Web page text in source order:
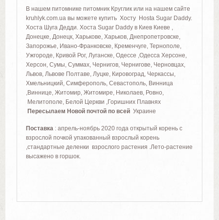
В нашем питомнике питомник Круглик или на нашем сайте
kruhlyk.com.ua вы можете купить Хосту Hosta Sugar Daddy.
Хоста Шуга Дедди. Хоста Sugar Daddy в Киев Киеве ,
Донецке, Донецк, Харькове, Харьков, Днепропетровске,
Запорожье, Ивано-Франковске, Кременчуге, Тернополе,
Ужгороде, Кривой Рог, Луганске, Одессе ,Одесса Херсоне,
Херсон, Сумы, Суммах, Чернигов, Чернигове, Черновцах,
Львов, Львове Полтаве, Луцке, Кировоград, Черкассы,
Хмельницкий, Симферополь, Севастополь, Винница
,Виннице, Житомир, Житомире, Николаев, Ровно,
Мелитополе, Белой Церкви ,Горишних Плавнях
Пересылаем Новой почтой по всейУкраине
Поставка : апрель-ноябрь 2020 года открытый корень с
взрослой почкой упакованный взрослый корень
,стандартные деленки взрослого растения .Лето-растение
высажено в горшок.